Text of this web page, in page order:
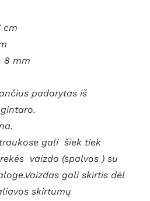
cm
8 mm
padarytas iš
gali šiek tiek
vaizdo (spalvos ) su
gali skirtis dėl
skirtumų